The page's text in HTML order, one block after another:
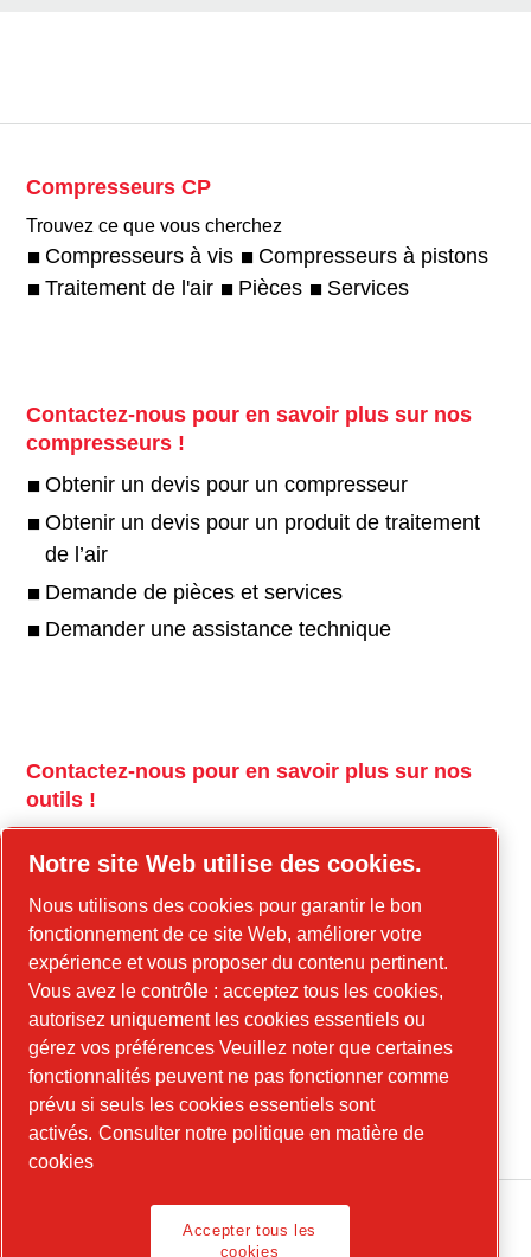
Compresseurs CP
Trouvez ce que vous cherchez
Compresseurs à vis
Compresseurs à pistons
Traitement de l'air
Pièces Services
Contactez-nous pour en savoir plus sur nos
compresseurs !
Obtenir un devis pour un compresseur
Obtenir un devis pour un produit de traitement
de l’air
Demande de pièces et services
Demander une assistance technique
Contactez-nous pour en savoir plus sur nos
outils !
Contactez-nous pour en savoir plus sur nos
équipements de construction et l'énergie
mobile !
power-technique.com/fr
LinkedIn
YouTube
Notre site Web utilise des cookies.
Nous utilisons des cookies pour garantir le bon
fonctionnement de ce site Web, améliorer votre
expérience et vous proposer du contenu pertinent.
Vous avez le contrôle : acceptez tous les cookies,
autorisez uniquement les cookies essentiels ou
gérez vos préférences Veuillez noter que certaines
fonctionnalités peuvent ne pas fonctionner comme
prévu si seuls les cookies essentiels sont
activés. Consulter notre politique en matière de
cookies
Accepter tous les
cookies